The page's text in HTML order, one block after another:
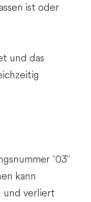
ist oder
und das
"03"
kann
und verliert